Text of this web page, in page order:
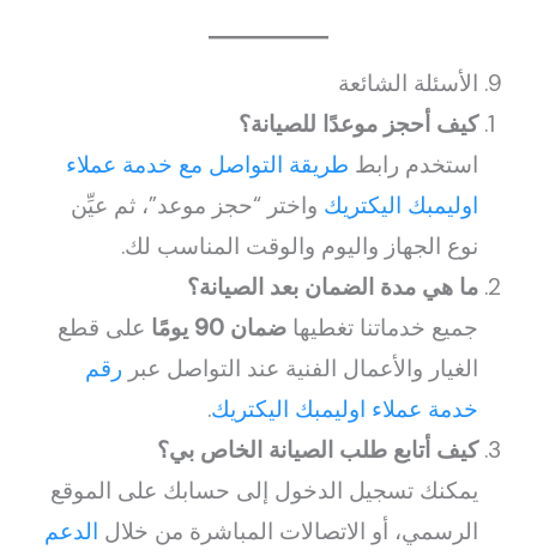
9. الأسئلة الشائعة
كيف أحجز موعدًا للصيانة؟
استخدم رابط طريقة التواصل مع خدمة عملاء
اوليمبك اليكتريك واختر “حجز موعد”، ثم عيِّن
نوع الجهاز واليوم والوقت المناسب لك.
ما هي مدة الضمان بعد الصيانة؟
جميع خدماتنا تغطيهاضمان 90 يومًا
على قطع
الغيار والأعمال الفنية عند التواصل عبر رقم
خدمة عملاء اوليمبك اليكتريك.
كيف أتابع طلب الصيانة الخاص بي؟
يمكنك تسجيل الدخول إلى حسابك على الموقع
الرسمي، أو الاتصالات المباشرة من خلال الدعم